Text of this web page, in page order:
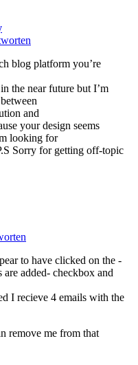
blog platform you’re
the near future but I’m
and
your design seems
looking for
Sorry for getting off-topic
to have clicked on the -
added- checkbox and
I recieve 4 emails with the
remove me from that